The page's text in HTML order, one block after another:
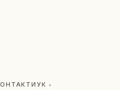
УК ▾